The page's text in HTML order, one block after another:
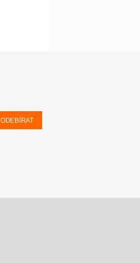
ODEBÍRAT